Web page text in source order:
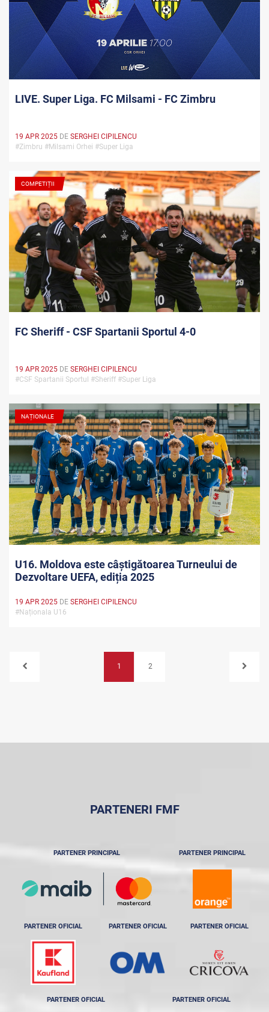
LIVE. Super Liga. FC Milsami - FC Zimbru
19 APR 2025 DE SERGHEI CIPILENCU
#Zimbru #Milsami Orhei #Super Liga
COMPETIȚII
FC Sheriff - CSF Spartanii Sportul 4-0
19 APR 2025 DE SERGHEI CIPILENCU
#CSF Spartanii Sportul #Sheriff #Super Liga
NAȚIONALE
U16. Moldova este câștigătoarea Turneului de
Dezvoltare UEFA, ediția 2025
19 APR 2025 DE SERGHEI CIPILENCU
#Naționala U16
1 2
PARTENERI FMF
PARTENER PRINCIPAL PARTENER PRINCIPAL
PARTENER OFICIAL PARTENER OFICIAL PARTENER OFICIAL
PARTENER OFICIAL PARTENER OFICIAL